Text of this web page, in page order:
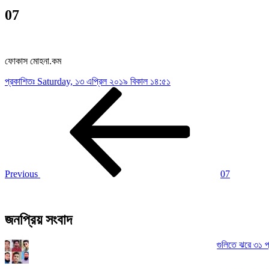
07
ফোকাস মোহনা.কম
প্রকাশিতঃ Saturday, ১৩ এপ্রিল ২০১৯ বিকাল ১৪:৫১
Previous 07
জনপ্রিয় সংবাদ
গুলিতে ঝরে ৩১